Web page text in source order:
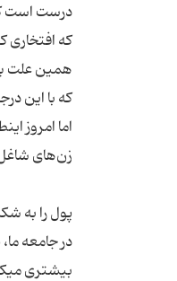
درست است
که افتخاری
همین علت
اما امروز
در جامعه